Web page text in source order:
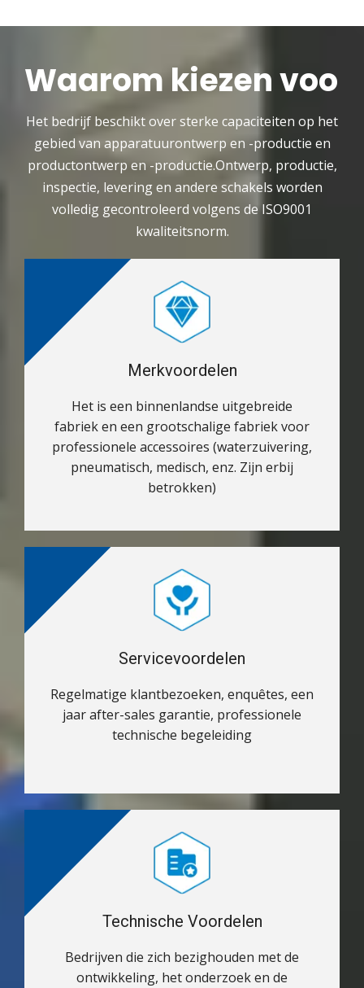
Waarom kiezen
Het bedrijf beschikt over sterke capaciteiten op het
gebied van apparatuurontwerp en -productie en
productontwerp en -productie.Ontwerp, productie,
inspectie, levering en andere schakels worden
volledig gecontroleerd volgens de ISO9001
kwaliteitsnorm.
Merkvoordelen
Het is een binnenlandse uitgebreide
fabriek en een grootschalige fabriek voor
professionele accessoires (waterzuivering,
pneumatisch, medisch, enz. Zijn erbij
betrokken)
Servicevoordelen
Regelmatige klantbezoeken, enquêtes, een
jaar after-sales garantie, professionele
technische begeleiding
Technische Voordelen
Bedrijven die zich bezighouden met de
ontwikkeling, het onderzoek en de